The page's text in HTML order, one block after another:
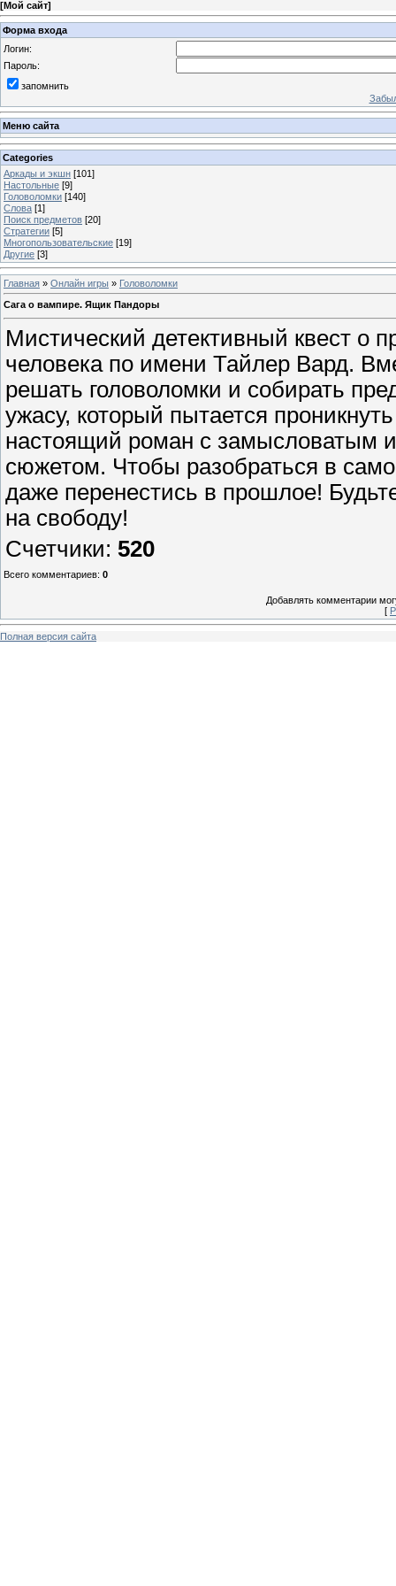
[Мой сайт]
Форма входа
Логин:
Пароль:
запомнить
Меню сайта
Categories
Аркады и экшн [101]
Настольные [9]
Головоломки [140]
Слова [1]
Поиск предметов [20]
Стратегии [5]
Многопользовательские [19]
Другие [3]
Главная » Онлайн игры » Головоломки
Сага о вампире. Ящик Пандоры
Мистический детективный квест о
человека по имени Тайлер Вард.
решать головоломки и собирать
ужасу, который пытается
настоящий роман с замысловатым
сюжетом. Чтобы разобраться в
даже перенестись в прошлое!
на свободу!
Счетчики: 520
Всего комментариев: 0
Добавлять комментарии
[
Полная версия сайта